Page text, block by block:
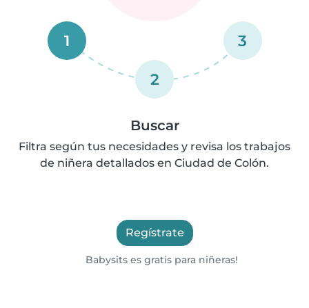
1
2
3
Buscar
Filtra según tus necesidades y revisa los trabajos
de niñera detallados en Ciudad de Colón.
Regístrate
Babysits es gratis para niñeras!